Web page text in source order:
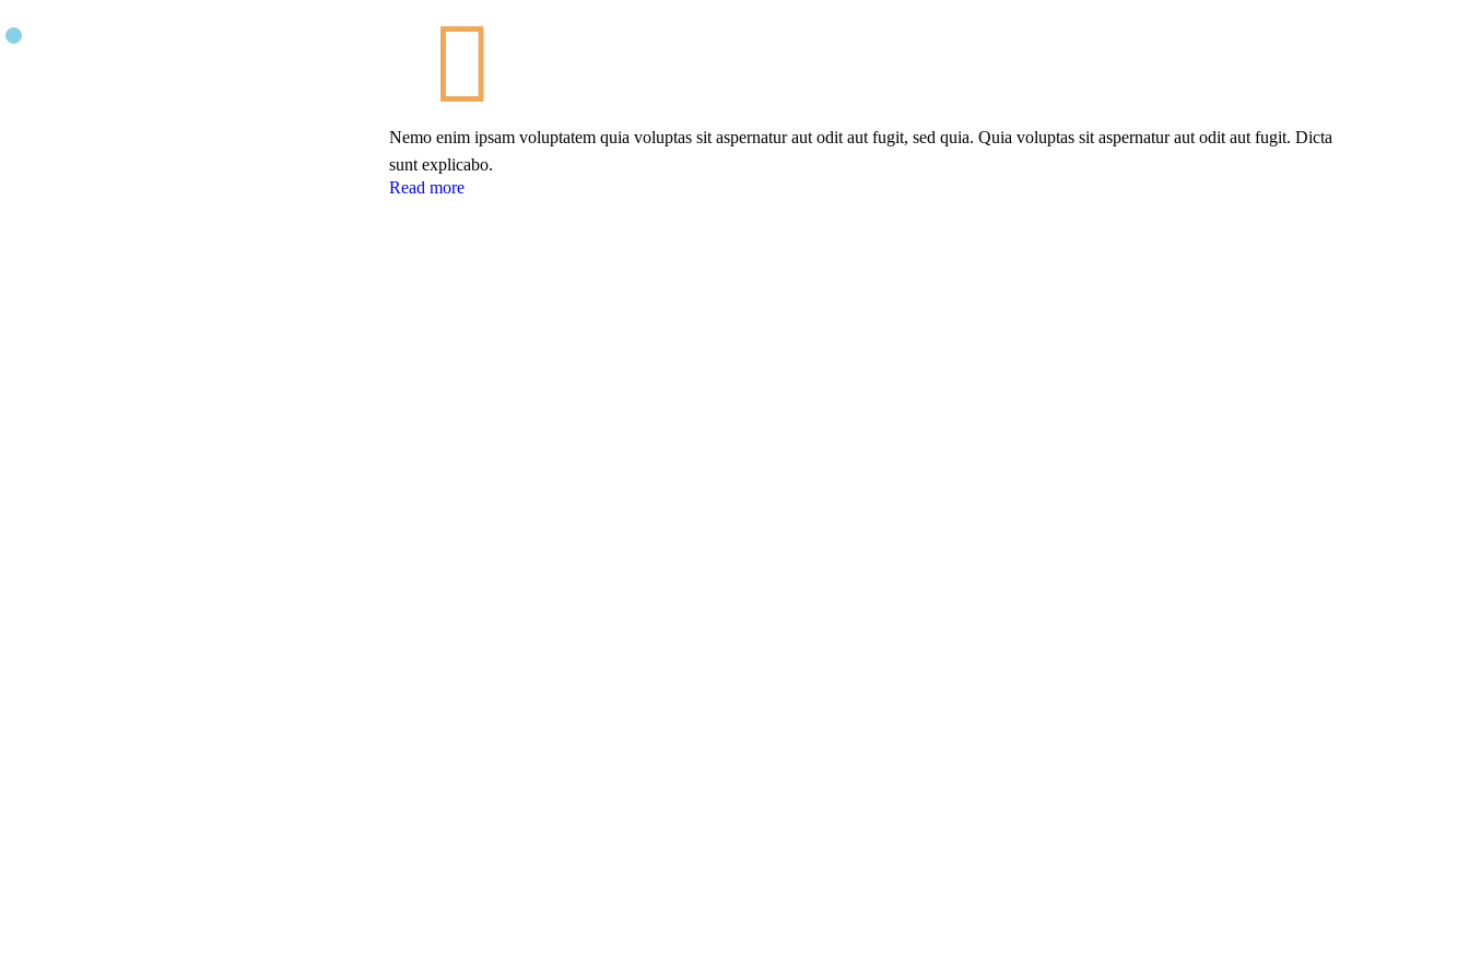
Nemo enim ipsam voluptatem quia voluptas sit aspernatur aut odit aut fugit, sed quia. Quia voluptas sit aspernatur aut odit aut fugit. Dicta
sunt explicabo.
Read more